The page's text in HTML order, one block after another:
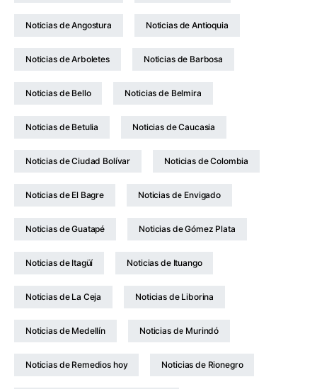
Noticias de Angostura Noticias de Antioquia
Noticias de Arboletes Noticias de Barbosa
Noticias de Bello Noticias de Belmira
Noticias de Betulia Noticias de Caucasia
Noticias de Ciudad Bolívar Noticias de Colombia
Noticias de El Bagre Noticias de Envigado
Noticias de Guatapé Noticias de Gómez Plata
Noticias de Itagüí Noticias de Ituango
Noticias de La Ceja Noticias de Liborina
Noticias de Medellín Noticias de Murindó
Noticias de Remedios hoy Noticias de Rionegro